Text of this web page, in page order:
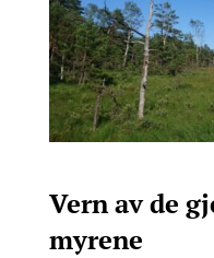
Vern av de
myrene